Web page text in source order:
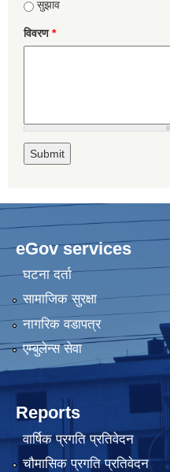
सुझाव
विवरण*
eGov services
घटना दर्ता
सामाजिक सुरक्षा
नागरिक वडापत्र
एम्बुलेन्स सेवा
Reports
वार्षिक प्रगति प्रतिवेदन
चौमासिक प्रगति प्रतिवेदन